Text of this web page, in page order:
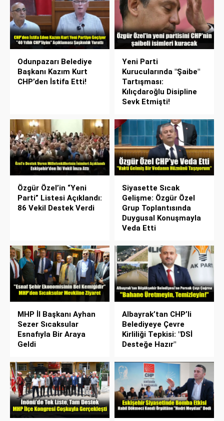
Odunpazarı Belediye
Başkanı Kazım Kurt
CHP’den İstifa Etti!
Yeni Parti
Kurucularında "Şaibe"
Tartışması:
Kılıçdaroğlu Disipline
Sevk Etmişti!
Özgür Özel’in “Yeni
Parti” Listesi Açıklandı:
86 Vekil Destek Verdi
Siyasette Sıcak
Gelişme: Özgür Özel
Grup Toplantısında
Duygusal Konuşmayla
Veda Etti
MHP İl Başkanı Ayhan
Sezer Sıcaksular
Esnafıyla Bir Araya
Geldi
Albayrak’tan CHP’li
Belediyeye Çevre
Kirliliği Tepkisi: "DSİ
Desteğe Hazır"